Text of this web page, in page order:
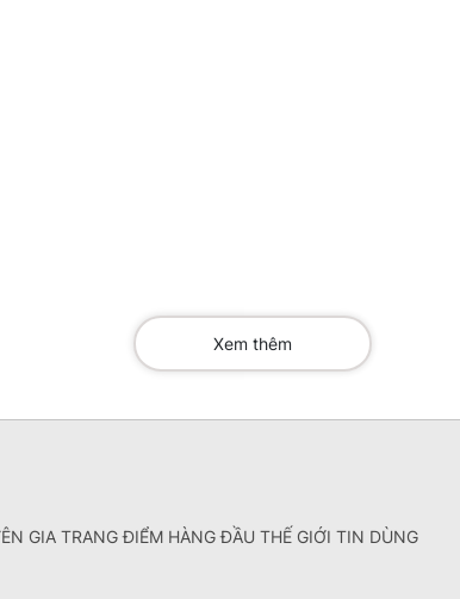
Xem thêm
GIA TRANG ĐIỂM HÀNG ĐẦU THẾ GIỚI TIN DÙNG